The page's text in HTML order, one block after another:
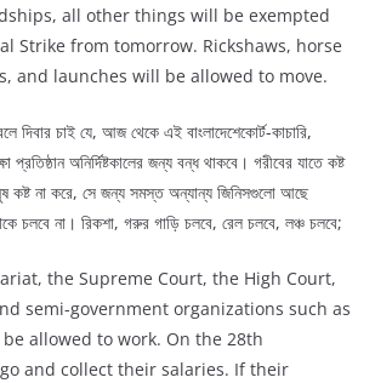
all other things will be exempted
Strike from tomorrow. Rickshaws, horse
and launches will be allowed to move.
দিবার চাই যে, আজ থেকে এই বাংলাদেশেকোর্ট-কাচারি,
অনির্দিষ্টকালের জন্য বন্ধ থাকবে। গরীবের যাতে কষ্ট
কষ্ট না করে, সে জন্য সমস্ত অন্যান্য জিনিসগুলো আছে
চলবে না। রিকশা, গরুর গাড়ি চলবে, রেল চলবে, লঞ্চ চলবে;
the Supreme Court, the High Court,
semi-government organizations such as
be allowed to work. On the 28th
and collect their salaries. If their